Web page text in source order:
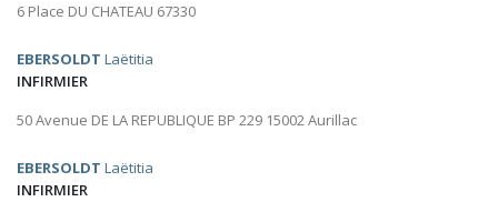
6 Place DU CHATEAU 67330
EBERSOLDT Laëtitia
INFIRMIER
50 Avenue DE LA REPUBLIQUE BP 229 15002 Aurillac
EBERSOLDT Laëtitia
INFIRMIER